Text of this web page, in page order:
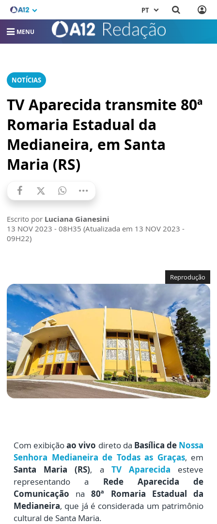
PT
MENU
NOTÍCIAS
TV Aparecida transmite 80ª
Romaria Estadual da
Medianeira, em Santa
Maria (RS)
Escrito por Luciana Gianesini
13 NOV 2023 - 08H35 (Atualizada em 13 NOV 2023 -
09H22)
Reprodução
Com exibiçãoao vivo direto da Basílica de Nossa
Senhora Medianeira de Todas as Graças, em
Santa Maria (RS), a TV Aparecida esteve
representando a Rede Aparecida de
Comunicação na 80ª Romaria Estadual da
Medianeira, que já é considerada um patrimônio
cultural de Santa Maria.